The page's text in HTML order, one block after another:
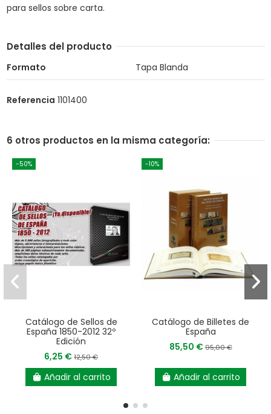
para sellos sobre carta.
Detalles del producto
Formato Tapa Blanda
Referencia 1101400
6 otros productos en la misma categoría:
-50%
Catálogo de Sellos de
España 1850-2012 32º
Edición
6,25 €12,50 €
Añadir al carrito
-10%
Catálogo de Billetes de
España
85,50 €95,00 €
Añadir al carrito